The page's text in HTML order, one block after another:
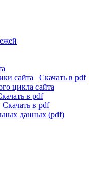
сайта | Скачать в pdf
цикла сайта
в pdf
Скачать в pdf
данных (pdf)